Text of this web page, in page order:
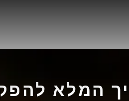
המלא